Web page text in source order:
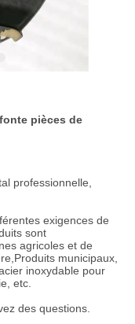
pièces de
professionnelle,
exigences de
sont
agricoles et de
municipaux,
inoxydable pour
etc.
des questions.